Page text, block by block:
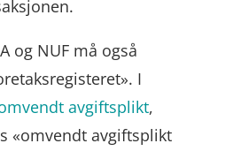
og NUF må også
I
avgiftsplikt,
«omvendt avgiftsplikt